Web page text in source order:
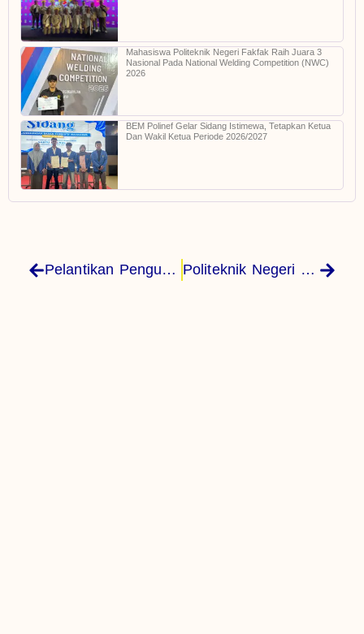
Mahasiswa Politeknik Negeri Fakfak Raih Juara 3
Nasional Pada National Welding Competition (NWC)
2026
BEM Polinef Gelar Sidang Istimewa, Tetapkan Ketua
Dan Wakil Ketua Periode 2026/2027
Pelantikan Pengurus IKA Polinef Periode 2025-2029 Politeknik Negeri Fakfak Gelar Diklat Penulisan Karya Ilmiah 2025